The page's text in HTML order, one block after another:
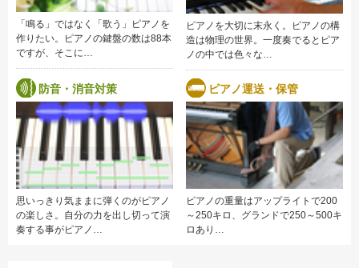
「鳴る」ではなく「歌う」ピアノを
作りたい。ピアノの鍵盤の数は88本
ですが、そこに…
ピアノを大切に末永く。ピアノの構
造は物理の世界。一度奏でるとピア
ノの中では色々な…
防音・消音対策
思いっきり気ままに弾くのがピアノ
の楽しさ。自分の力を出し切って演
奏する事がピアノ…
ピアノ運送・保管
ピアノの重量はアップライトで200
～250キロ、グランドで250～500キ
ロあり…